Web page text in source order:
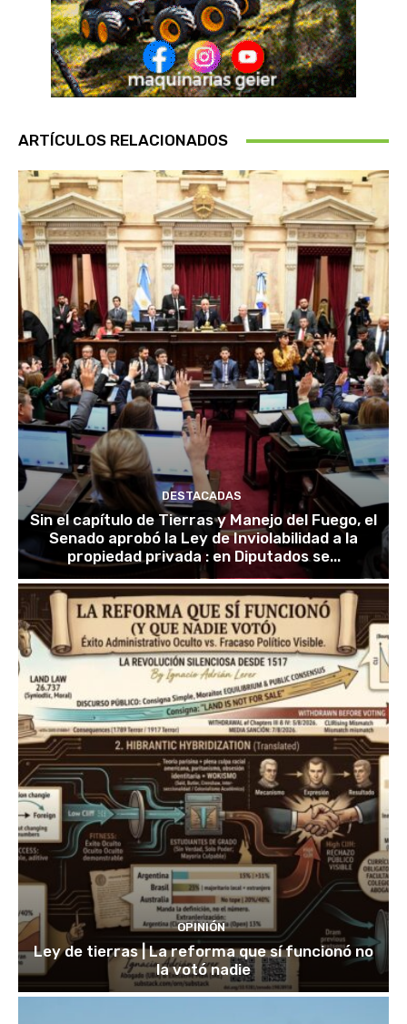
ARTÍCULOS RELACIONADOS
DESTACADAS
Sin el capítulo de Tierras y Manejo del Fuego, el
Senado aprobó la Ley de Inviolabilidad a la
propiedad privada : en Diputados se...
OPINIÓN
Ley de tierras | La reforma que sí funcionó no
la votó nadie